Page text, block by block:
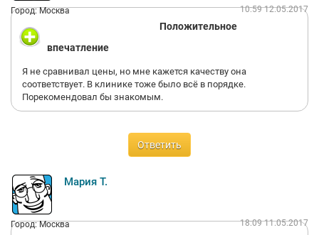
Город: Москва 10:59 12.05.2017
Положительное
впечатление
Я не сравнивал цены, но мне кажется качеству она
соответствует. В клинике тоже было всё в порядке.
Порекомендовал бы знакомым.
Ответить
Мария Т.
Город: Москва 18:09 11.05.2017